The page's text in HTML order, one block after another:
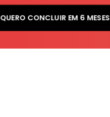
QUERO CONCLUIR EM 6 MESES